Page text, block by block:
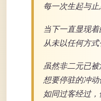
每一次生起与止
当下一直显现着
从未以任何方式
虽然非二元已被
想要停驻的冲动
如同过客经过，